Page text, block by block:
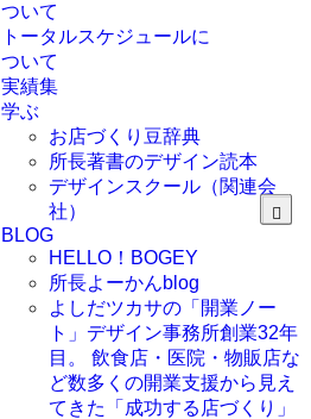
ついて
トータルスケジュールに
ついて
実績集
学ぶ
お店づくり豆辞典
所長著書のデザイン読本
デザインスクール（関連会
社）
BLOG
HELLO！BOGEY
所長よーかんblog
よしだツカサの「開業ノー
ト」 デザイン事務所創業32年
目。 飲食店・医院・物販店な
ど数多くの開業支援から見え
てきた「成功する店づくり」